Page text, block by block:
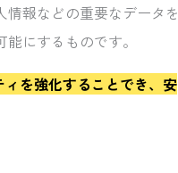
報などの重要なデータを
にするものです。
を強化することでき、安